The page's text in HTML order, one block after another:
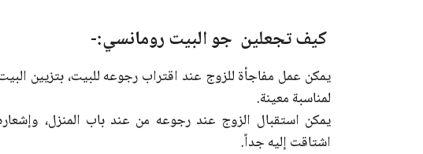
كيف تجعلين جو البيت رومانسي:-
يمكن عمل مفاجأة للزوج عند اقتراب رجوعه للبيت، بتزيين
لمناسبة معينة.
يمكن استقبال الزوج عند رجوعه من عند باب المنزل،
اشتاقت إليه جداً.